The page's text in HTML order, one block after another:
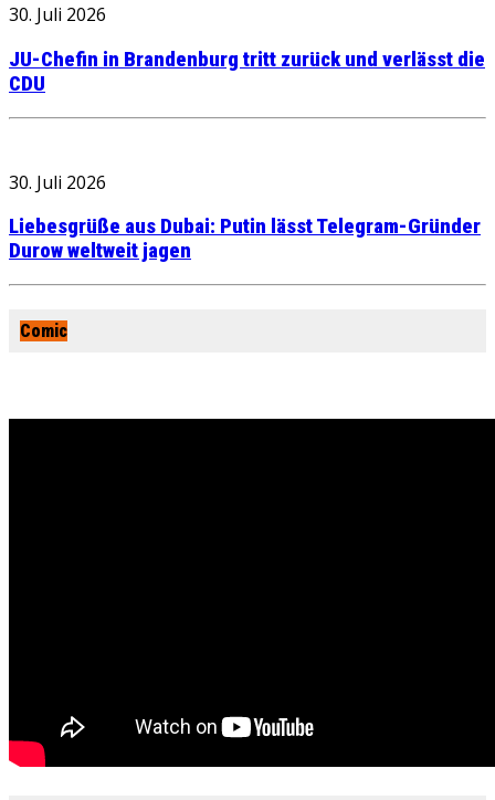
30. Juli 2026
JU-Chefin in Brandenburg tritt zurück und verlässt die
CDU
30. Juli 2026
Liebesgrüße aus Dubai: Putin lässt Telegram-Gründer
Durow weltweit jagen
Comic